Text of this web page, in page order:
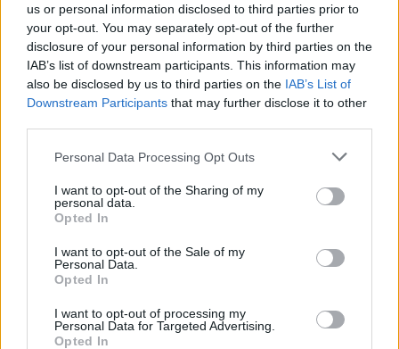
us or personal information disclosed to third parties prior to
your opt-out. You may separately opt-out of the further
disclosure of your personal information by third parties on the
IAB’s list of downstream participants. This information may
also be disclosed by us to third parties on the IAB’s List of
Downstream Participants that may further disclose it to other
Personal Data Processing Opt Outs
I want to opt-out of the Sharing of my
personal data.
Opted In
I want to opt-out of the Sale of my
Personal Data.
Opted In
I want to opt-out of processing my
Personal Data for Targeted Advertising.
Opted In